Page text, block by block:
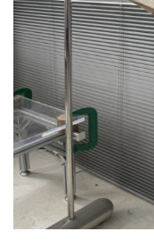
管
せ
2026人気特集
バッグ
財布
時計
服
ズボン
衣装セット
靴
住まい用品
アクセサリー
ベルト
スカーフ
アイフォーンケ
ース
小物
最
新